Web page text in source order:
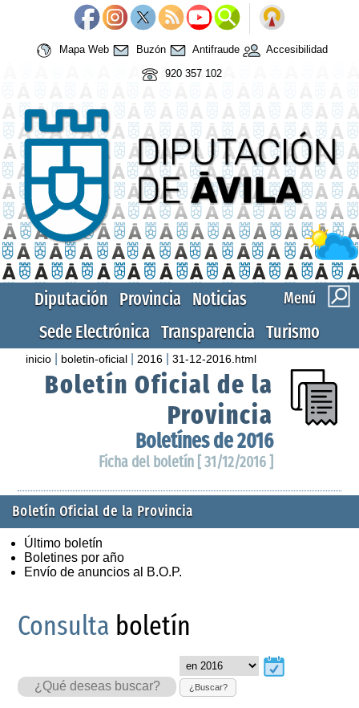
Mapa Web Buzón Antifraude
Accesibilidad
920 357 102
Menú
Diputación Provincia Noticias
Sede Electrónica Transparencia Turismo
inicio boletin-oficial 2016 |31-12-2016.html
Boletín Oficial de la
Provincia
Boletínes de 2016
Ficha del boletín [ 31/12/2016 ]
Boletín Oficial de la Provincia
Último boletín
Boletines por año
Envío de anuncios al B.O.P.
Consulta boletín
¿Buscar?